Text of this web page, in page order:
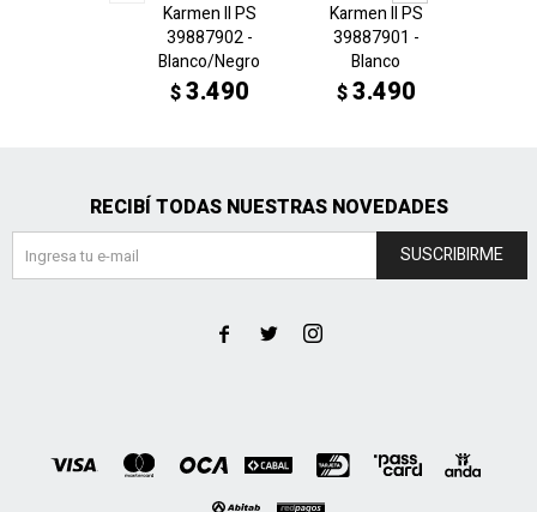
Karmen II PS
39887902 -
Blanco/Negro
$3.490
Karmen II PS
39887901 -
Blanco
$3.490
RECIBÍ TODAS NUESTRAS NOVEDADES
SUSCRIBIRME
  